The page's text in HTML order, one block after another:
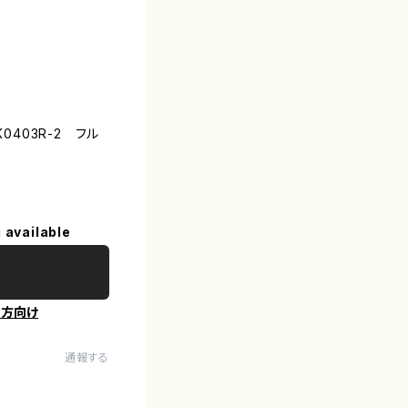
2 フル
available
向け
通報する